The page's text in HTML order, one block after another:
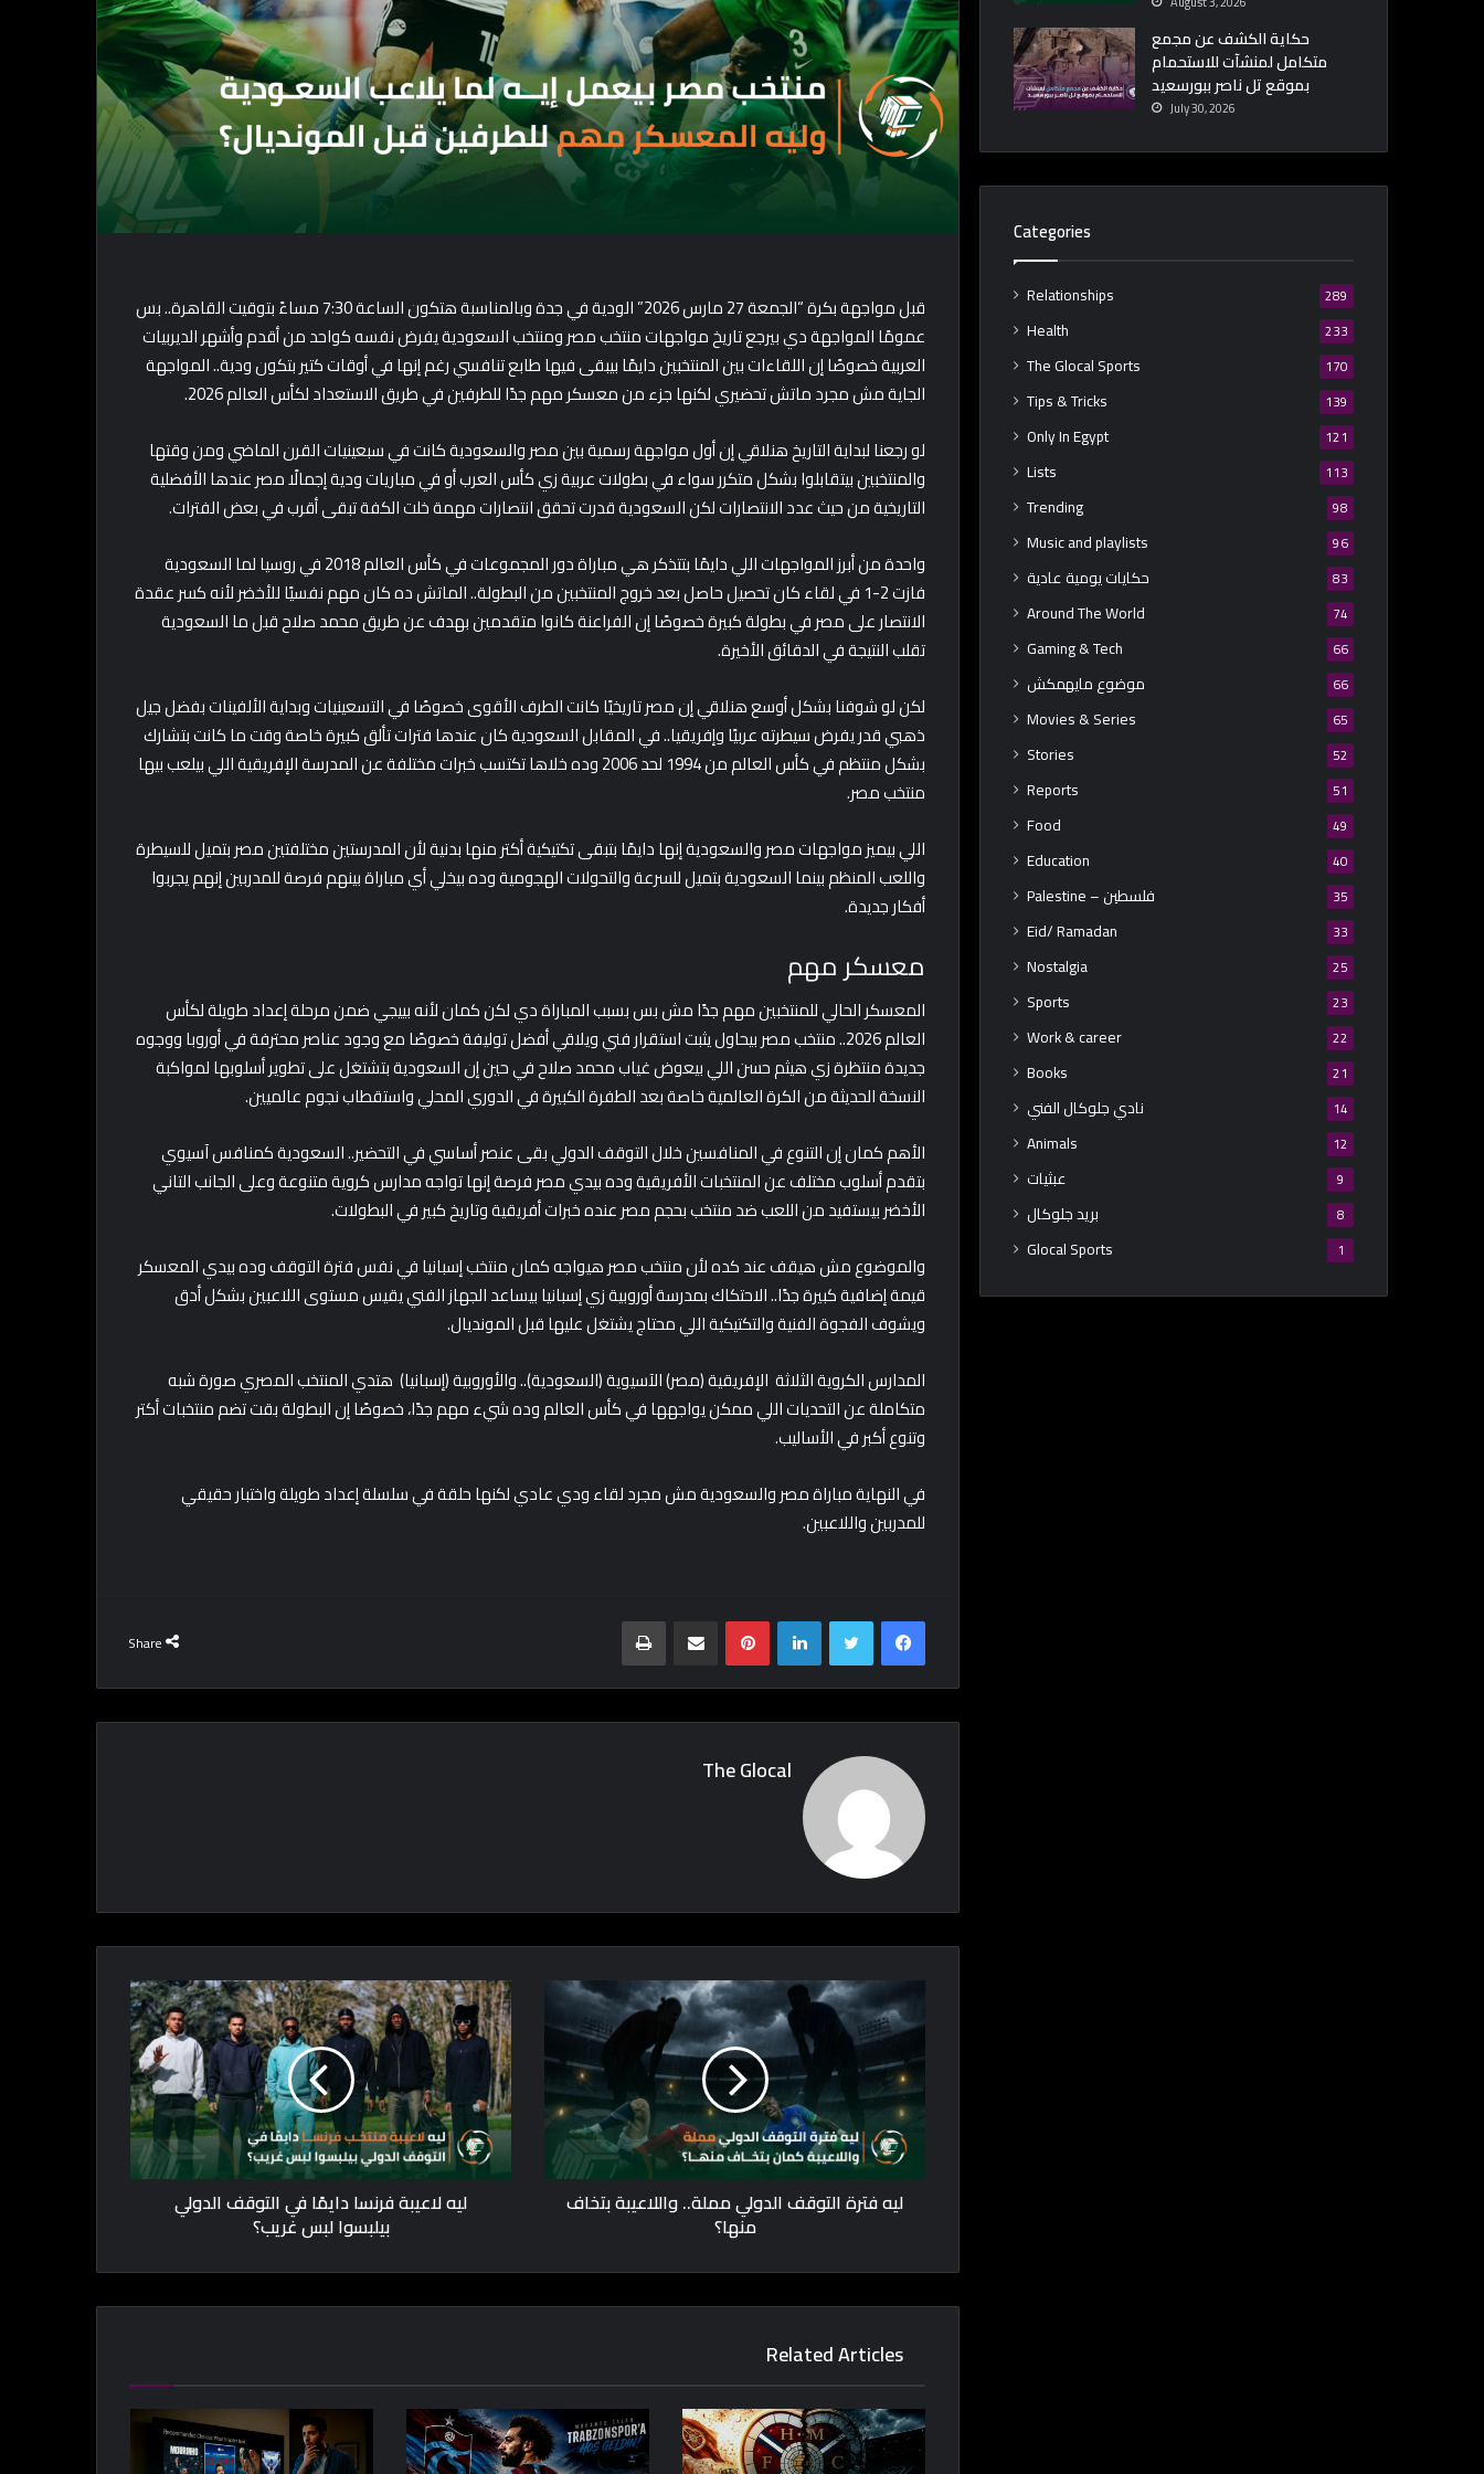
قبل مواجهة بكرة “الجمعة 27 مارس 2026” الودية في جدة وبالمناسبة هتكون الساعة 7:30 مساءً بتوقيت القاهرة.. بس
عمومًا المواجهة دي بيرجع تاريخ مواجهات منتخب مصر ومنتخب السعودية يفرض نفسه كواحد من أقدم وأشهر الديربيات
العربية خصوصًا إن اللقاءات بين المنتخبين دايمًا بيبقى فيها طابع تنافسي رغم إنها في أوقات كتير بتكون ودية.. المواجهة
الجاية مش مجرد ماتش تحضيري لكنها جزء من معسكر مهم جدًا للطرفين في طريق الاستعداد لكأس العالم 2026.
لو رجعنا لبداية التاريخ هنلاقي إن أول مواجهة رسمية بين مصر والسعودية كانت في سبعينيات القرن الماضي ومن وقتها
والمنتخبين بيتقابلوا بشكل متكرر سواء في بطولات عربية زي كأس العرب أو في مباريات ودية إجمالًا مصر عندها الأفضلية
التاريخية من حيث عدد الانتصارات لكن السعودية قدرت تحقق انتصارات مهمة خلت الكفة تبقى أقرب في بعض الفترات.
واحدة من أبرز المواجهات اللي دايمًا بتتذكر هي مباراة دور المجموعات في كأس العالم 2018 في روسيا لما السعودية
فازت 2-1 في لقاء كان تحصيل حاصل بعد خروج المنتخبين من البطولة.. الماتش ده كان مهم نفسيًا للأخضر لأنه كسر عقدة
الانتصار على مصر في بطولة كبيرة خصوصًا إن الفراعنة كانوا متقدمين بهدف عن طريق محمد صلاح قبل ما السعودية
تقلب النتيجة في الدقائق الأخيرة.
لكن لو شوفنا بشكل أوسع هنلاقي إن مصر تاريخيًا كانت الطرف الأقوى خصوصًا في التسعينيات وبداية الألفينات بفضل جيل
ذهبي قدر يفرض سيطرته عربيًا وإفريقيا.. في المقابل السعودية كان عندها فترات تألق كبيرة خاصة وقت ما كانت بتشارك
بشكل منتظم في كأس العالم من 1994 لحد 2006 وده خلاها تكتسب خبرات مختلفة عن المدرسة الإفريقية اللي بيلعب بيها
منتخب مصر.
اللي بيميز مواجهات مصر والسعودية إنها دايمًا بتبقى تكتيكية أكتر منها بدنية لأن المدرستين مختلفتين مصر بتميل للسيطرة
واللعب المنظم بينما السعودية بتميل للسرعة والتحولات الهجومية وده بيخلي أي مباراة بينهم فرصة للمدربين إنهم يجربوا
أفكار جديدة.
معسكر مهم
المعسكر الحالي للمنتخبين مهم جدًا مش بس بسبب المباراة دي لكن كمان لأنه بييجي ضمن مرحلة إعداد طويلة لكأس
العالم 2026.. منتخب مصر بيحاول يثبت استقرار فني ويلاقي أفضل توليفة خصوصًا مع وجود عناصر محترفة في أوروبا ووجوه
جديدة منتظرة زي هيثم حسن اللي بيعوض غياب محمد صلاح في حين إن السعودية بتشتغل على تطوير أسلوبها لمواكبة
النسخة الحديثة من الكرة العالمية خاصة بعد الطفرة الكبيرة في الدوري المحلي واستقطاب نجوم عالميين.
الأهم كمان إن التنوع في المنافسين خلال التوقف الدولي بقى عنصر أساسي في التحضير.. السعودية كمنافس آسيوي
بتقدم أسلوب مختلف عن المنتخبات الأفريقية وده بيدي مصر فرصة إنها تواجه مدارس كروية متنوعة وعلى الجانب التاني
الأخضر بيستفيد من اللعب ضد منتخب بحجم مصر عنده خبرات أفريقية وتاريخ كبير في البطولات.
والموضوع مش هيقف عند كده لأن منتخب مصر هيواجه كمان منتخب إسبانيا في نفس فترة التوقف وده بيدي المعسكر
قيمة إضافية كبيرة جدًا.. الاحتكاك بمدرسة أوروبية زي إسبانيا بيساعد الجهاز الفني يقيس مستوى اللاعبين بشكل أدق
ويشوف الفجوة الفنية والتكتيكية اللي محتاج يشتغل عليها قبل المونديال.
المدارس الكروية الثلاثة الإفريقية (مصر) الآسيوية (السعودية).. والأوروبية (إسبانيا) هتدي المنتخب المصري صورة شبه
متكاملة عن التحديات اللي ممكن يواجهها في كأس العالم وده شيء مهم جدًا، خصوصًا إن البطولة بقت تضم منتخبات أكتر
وتنوع أكبر في الأساليب.
في النهاية مباراة مصر والسعودية مش مجرد لقاء ودي عادي لكنها حلقة في سلسلة إعداد طويلة واختبار حقيقي
للمدربين واللاعبين.
Share
Facebook
Twitter
LinkedIn
Pinterest
Print
The Glocal
ليه لاعيبة فرنسا دايمًا في التوقف الدولي
بيلبسوا لبس غريب؟
ليه فترة التوقف الدولي مملة.. واللاعيبة بتخاف
منها؟
Related Articles
حكاية الكشف عن مجمع
متكامل لمنشآت للاستحمام
بموقع تل ناصر ببورسعيد
July 30, 2026
Categories
Relationships 289
Health 233
The Glocal Sports 170
Tips & Tricks 139
Only In Egypt 121
Lists 113
Trending 98
Music and playlists 96
حكايات يومية عادية 83
Around The World 74
Gaming & Tech 66
موضوع مايهمكش 66
Movies & Series 65
Stories 52
Reports 51
Food 49
Education 40
Palestine – فلسطين 35
Eid/ Ramadan 33
Nostalgia 25
Sports 23
Work & career 22
Books 21
نادي جلوكال الفني 14
Animals 12
عبثيات 9
بريد جلوكال 8
Glocal Sports 1